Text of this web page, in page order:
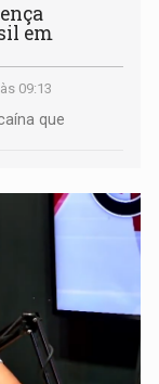
em
09:13
que